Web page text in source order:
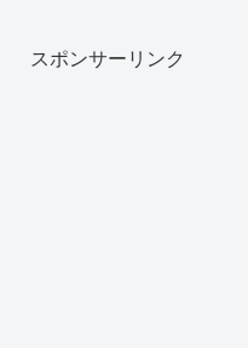
スポンサーリンク